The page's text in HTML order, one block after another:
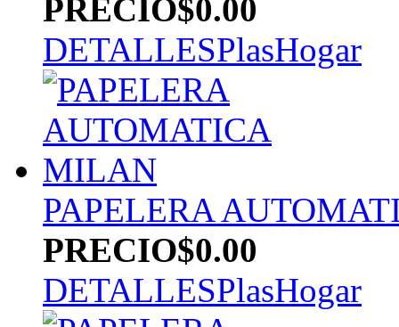
PRECIO$0.00
DETALLESPlasHogar
PAPELERA
PRECIO$0.00
DETALLESPlasHogar